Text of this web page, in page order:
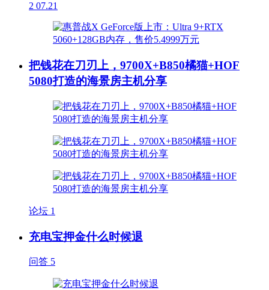
2 07.21
把钱花在刀刃上，9700X+B850橘猫+HOF
5080打造的海景房主机分享
论坛 1
充电宝押金什么时候退
问答 5